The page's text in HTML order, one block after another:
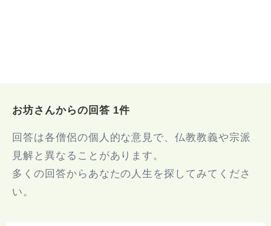
お坊さんからの回答 1件
回答は各僧侶の個人的な意見で、仏教教義や宗派
見解と異なることがあります。
多くの回答からあなたの人生を探してみてくださ
い。